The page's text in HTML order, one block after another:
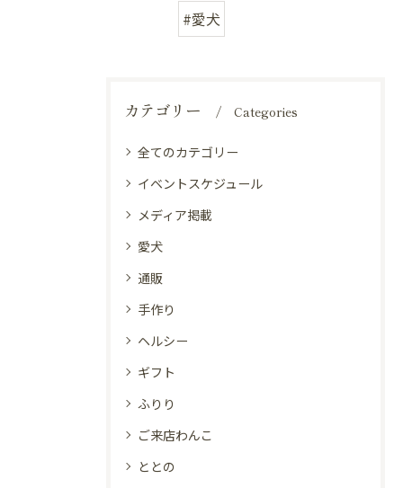
#愛犬
カテゴリー Categories
全てのカテゴリー
イベントスケジュール
メディア掲載
愛犬
通販
手作り
ヘルシー
ギフト
ふりり
ご来店わんこ
ととの